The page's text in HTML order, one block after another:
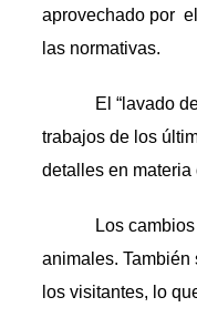
aprovechado por
las normativas.
El “lavado de
trabajos de los
detalles en materia
Los cambios se
animales.
los visitantes, lo